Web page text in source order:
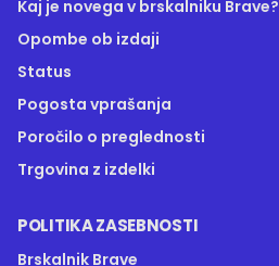
Kaj je novega v brskalniku Brave?
Opombe ob izdaji
Status
Pogosta vprašanja
Poročilo o preglednosti
Trgovina z izdelki
POLITIKA ZASEBNOSTI
Brskalnik Brave